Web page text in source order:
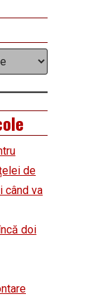
de
când va
doi